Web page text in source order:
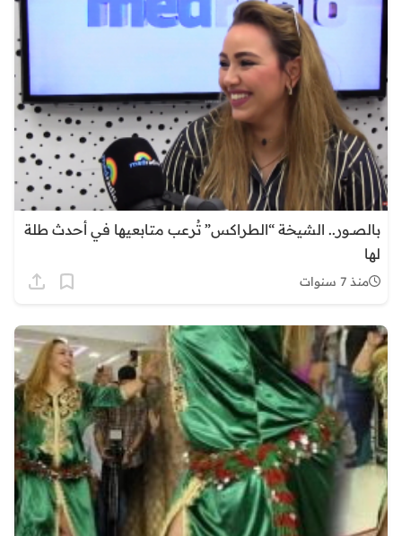
بالصــور.. الشيخة “الطراكس” تُرعب متابعيها في أحدث طلة
لها
منذ 7 سنوات